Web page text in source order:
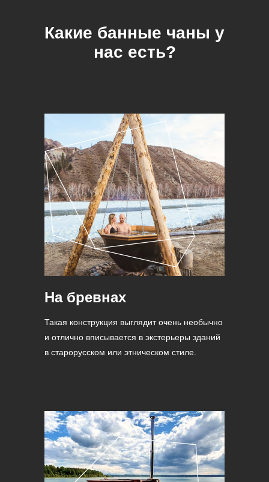
Какие банные чаны у
нас есть?
На бревнах
Такая конструкция выглядит очень необычно
и отлично вписывается в экстерьеры зданий
в старорусском или этническом стиле.